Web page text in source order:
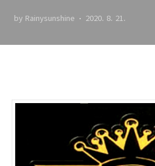
by Rainysunshine 2020. 8. 21.